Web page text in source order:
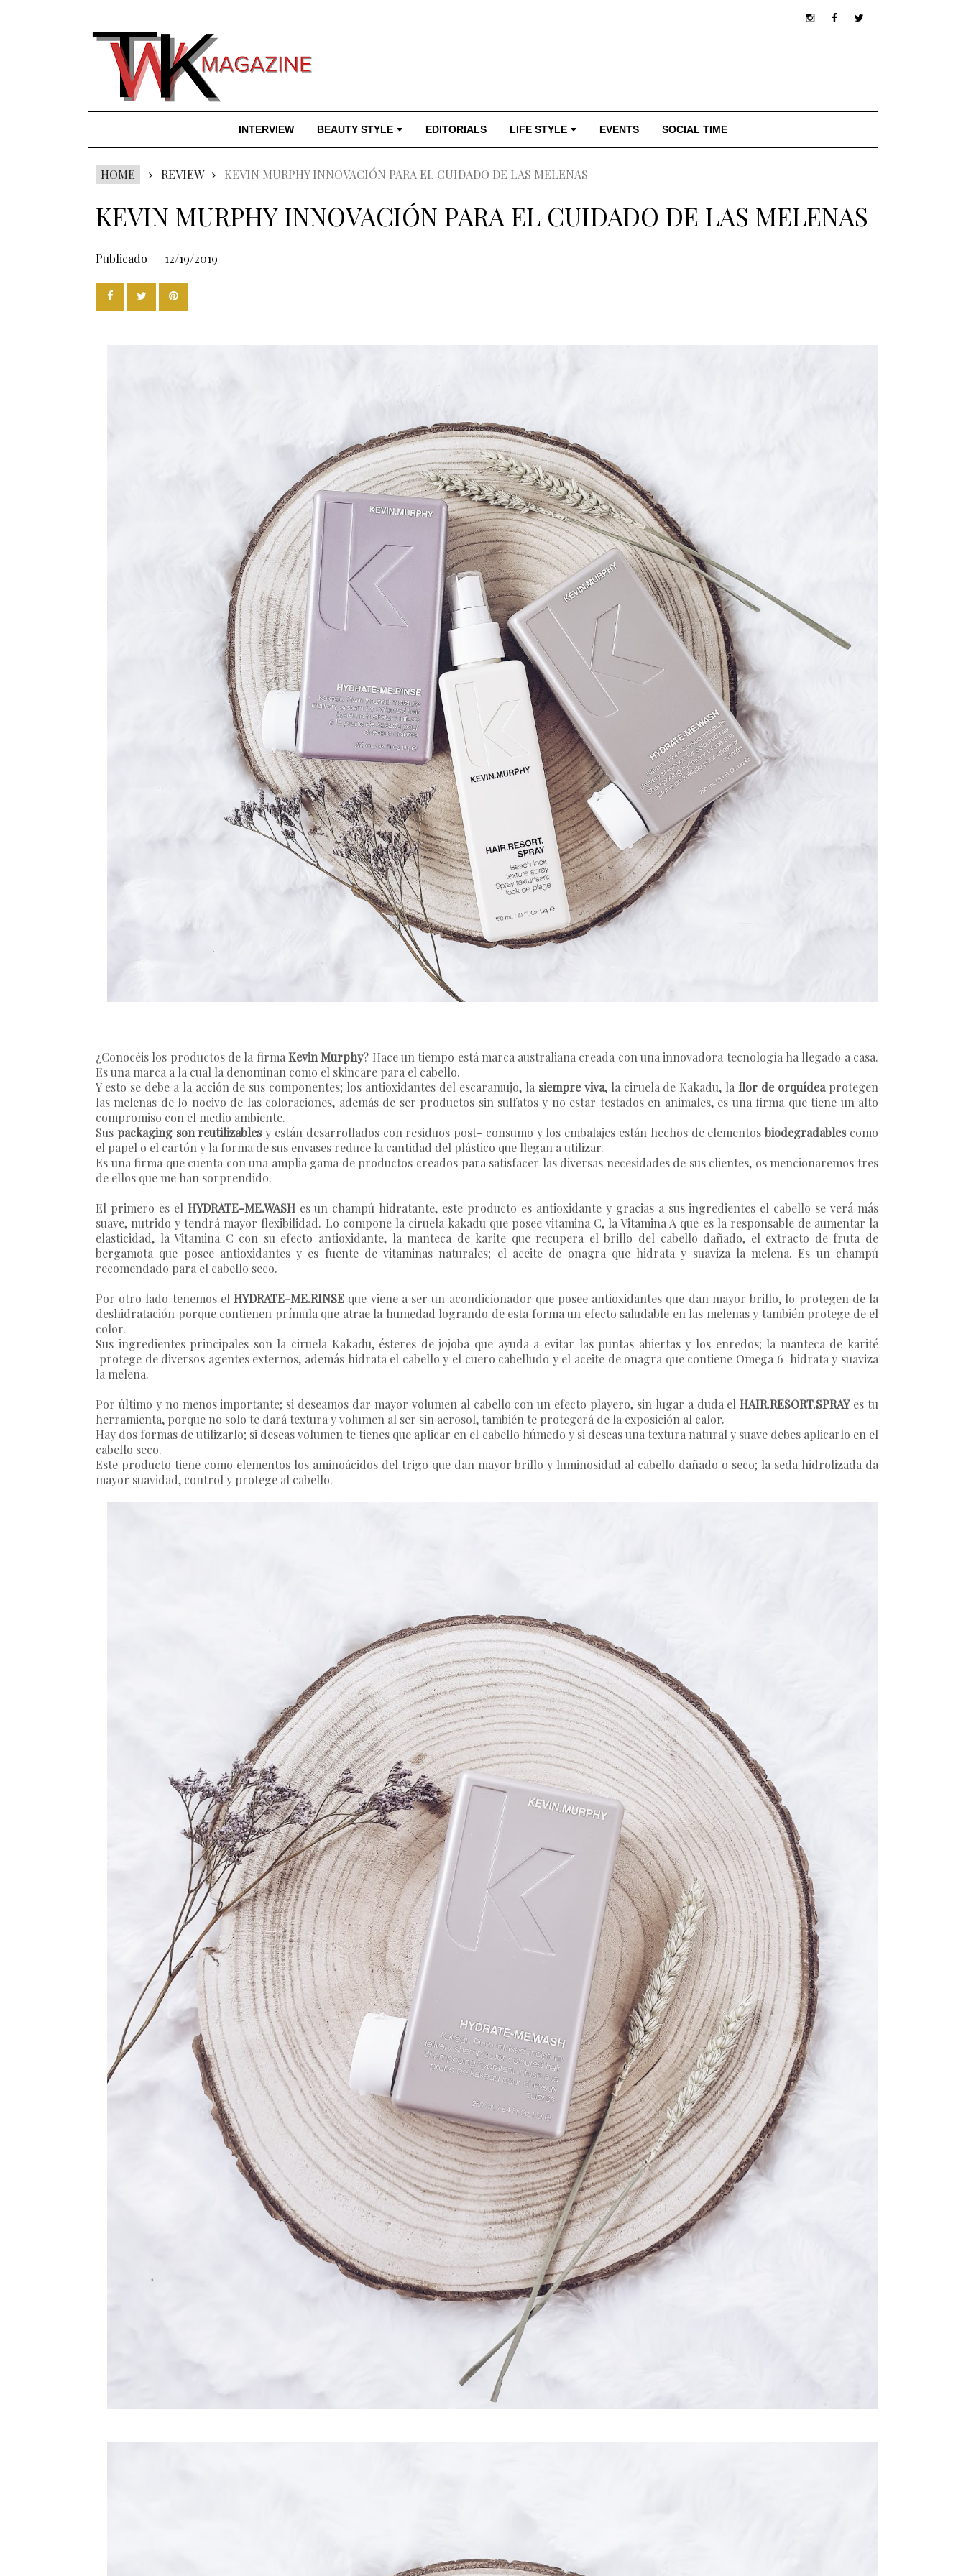
INTERVIEW BEAUTY STYLE EDITORIALS LIFE STYLE EVENTS SOCIAL TIME
HOME REVIEW KEVIN MURPHY INNOVACIÓN PARA EL CUIDADO DE LAS MELENAS
KEVIN MURPHY INNOVACIÓN PARA EL CUIDADO DE LAS MELENAS
Publicado 12/19/2019
¿Conocéis los productos de la firma Kevin Murphy? Hace un tiempo está marca australiana creada con una innovadora tecnología ha llegado a casa.
Es una marca a la cual la denominan como el skincare para el cabello.
Y esto se debe a la acción de sus componentes; los antioxidantes del escaramujo, la siempre viva, la ciruela de Kakadu, laflor de orquídeaprotegen
las melenas de lo nocivo de las coloraciones, además de ser productos sin sulfatos y no estar testados en animales, es una firma que tiene un alto
compromiso con el medio ambiente.
Sus packaging son reutilizablesy están desarrollados con residuos post- consumo y los embalajes están hechos de elementosbiodegradables como
el papel o el cartón y la forma de sus envases reduce la cantidad del plástico que llegan a utilizar.
Es una firma que cuenta con una amplia gama de productos creados para satisfacer las diversas necesidades de sus clientes, os mencionaremos tres
de ellos que me han sorprendido.
El primero es el HYDRATE-ME.WASHes un champú hidratante, este producto es antioxidante y gracias a sus ingredientes el cabello se verá más
suave, nutrido y tendrá mayor flexibilidad. Lo compone la ciruela kakadu que posee vitamina C, la Vitamina A que es la responsable de aumentar la
elasticidad, la Vitamina C con su efecto antioxidante, la manteca de karite que recupera el brillo del cabello dañado, el extracto de fruta de
bergamota que posee antioxidantes y es fuente de vitaminas naturales; el aceite de onagra que hidrata y suaviza la melena. Es un champú
recomendado para el cabello seco.
Por otro lado tenemos elHYDRATE-ME.RINSE que viene a ser un acondicionador que posee antioxidantes que dan mayor brillo, lo protegen de la
deshidratación porque contienen prímula que atrae la humedad logrando de esta forma un efecto saludable en las melenas y también protege de el
color.
Sus ingredientes principales son la ciruela Kakadu, ésteres de jojoba que ayuda a evitar las puntas abiertas y los enredos; la manteca de karité
protege de diversos agentes externos, además hidrata el cabello y el cuero cabelludo y el aceite de onagra que contiene Omega 6 hidrata y suaviza
la melena.
Por último y no menos importante; si deseamos dar mayor volumen al cabello con un efecto playero, sin lugar a duda elHAIR.RESORT.SPRAYes tu
herramienta, porque no solo te dará textura y volumen al ser sin aerosol, también te protegerá de la exposición al calor.
Hay dos formas de utilizarlo; si deseas volumen te tienes que aplicar en el cabello húmedo y si deseas una textura natural y suave debes aplicarlo en el
cabello seco.
Este producto tiene como elementos los aminoácidos del trigo que dan mayor brillo y luminosidad al cabello dañado o seco; la seda hidrolizada da
mayor suavidad, control y protege al cabello.